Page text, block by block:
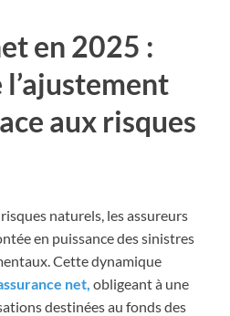
en 2025 :
aux risques
naturels, les assureurs
en puissance des sinistres
Cette dynamique
net, obligeant à une
destinées au fonds des